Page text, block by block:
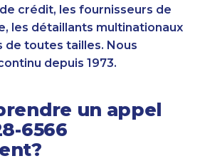
crédit, les fournisseurs de
les détaillants multinationaux
de toutes tailles. Nous
depuis 1973.
un appel
6566